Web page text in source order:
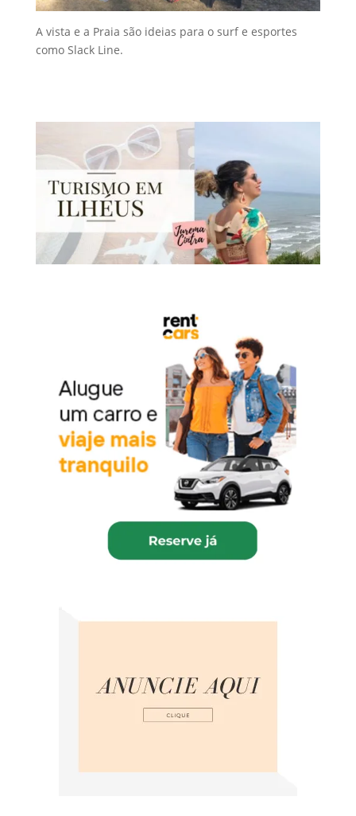
A vista e a Praia são ideias para o surf e esportes
como Slack Line.